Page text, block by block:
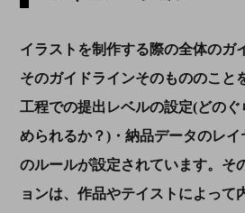
イラストを制作する際の全体のガ
そのガイドラインそのもののこと
工程での提出レベルの設定(どのぐ
められるか？)・納品データのレ
のルールが設定されています。そ
ョンは、作品やテイスト によって